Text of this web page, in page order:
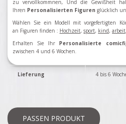
zu vervollkommnen, Und die Gewißheit
Ihren Personalisierten Figuren glücklich
Wählen Sie ein Modell mit vorgefertigten
an Figuren finden : Hochzeit, sport, kind, arbeit,
Erhalten Sie Ihr Personalisierte
zwischen 4 und 6 Wochen.
Lieferung 4 bis 6
PASSEN PRODUKT